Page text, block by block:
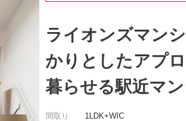
ライオンズマン
かりとしたアプ
暮らせる駅近マ
間取り
1LDK+WIC